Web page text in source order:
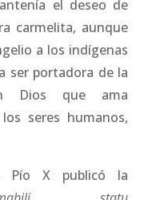
el deseo de
carmelita, aunque
a los indígenas
ser portadora de la
Dios que ama
seres humanos,
Pío X publicó la